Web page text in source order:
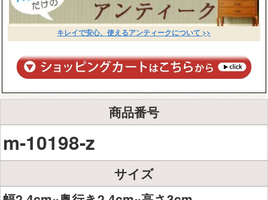
キレイで安心、使えるアンティークについて >>
商品番号
m-10198-z
サイズ